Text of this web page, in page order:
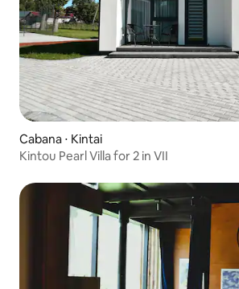
Cabana ⋅ Kintai
Kintou Pearl Villa for 2 in VII